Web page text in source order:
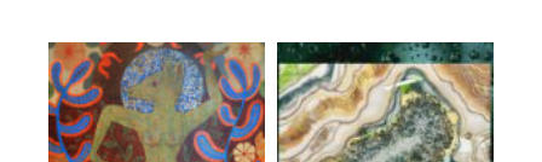
Nom
Prénom